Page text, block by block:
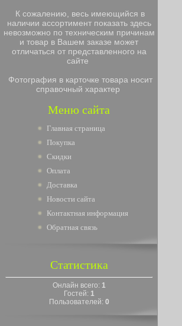
К сожалению, весь имеющийся в
наличии ассортимент показать здесь
невозможно по техническим причинам
и товар в Вашем заказе может
отличаться от представленного на
сайте
Фотография в карточке товара носит
справочный характер
Меню сайта
Главная страница
Покупка
Скидки
Оплата
Доставка
Новости сайта
Контактная информация
Обратная связь
Статистика
Онлайн всего: 1
Гостей: 1
Пользователей: 0